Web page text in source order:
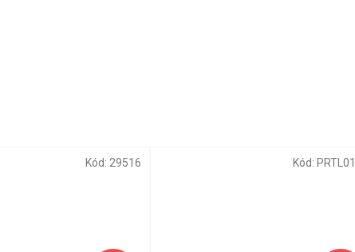
Kód: 29516 Kód: